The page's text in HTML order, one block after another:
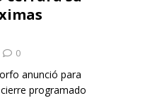
0
anunció para
programado